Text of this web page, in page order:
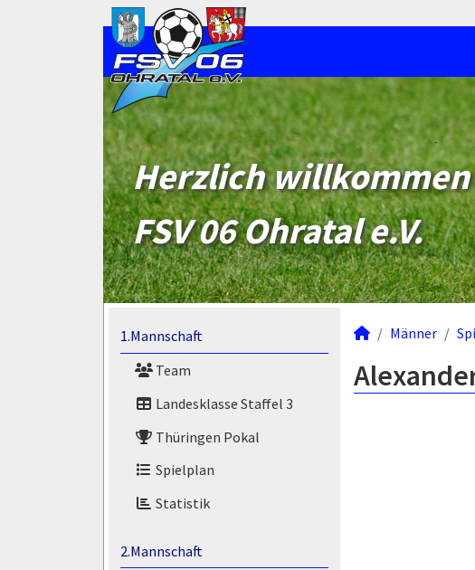
Herzlich
FSV 06 Ohratal e.V.
1.Mannschaft
Team
Landesklasse Staffel 3
Thüringen Pokal
Spielplan
Statistik
2.Mannschaft
Männer